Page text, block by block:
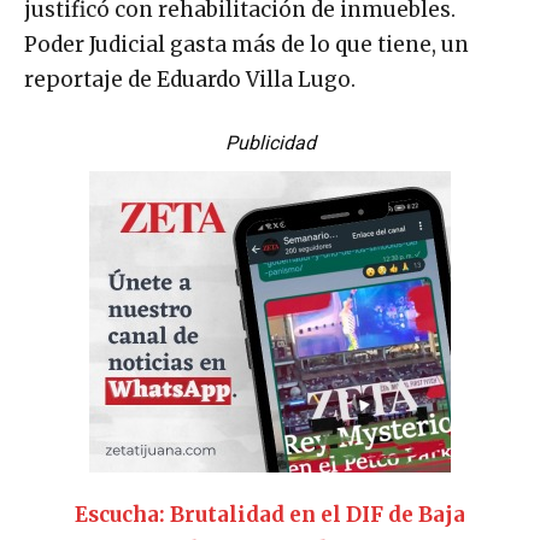
justificó con rehabilitación de inmuebles.
Poder Judicial gasta más de lo que tiene, un
reportaje de Eduardo Villa Lugo.
Publicidad
Escucha: Brutalidad en el DIF de Baja